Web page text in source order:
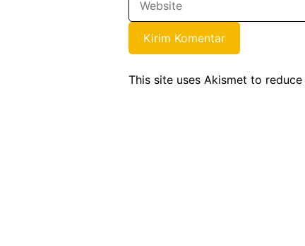
This site uses Akismet to reduce